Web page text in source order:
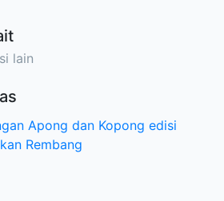
lain
Apong dan Kopong edisi
Rembang